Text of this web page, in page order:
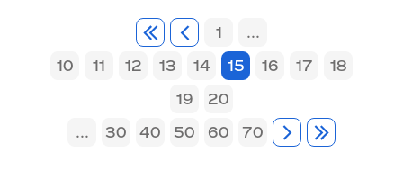
1
...
10
11 12 13 14 15 16 17
18
19
20
...
30 40 50 60 70